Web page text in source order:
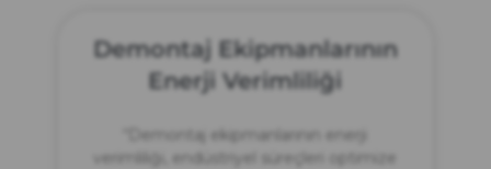
Demontaj Ekipmanlarının
Enerji Verimliliği
“Demontaj ekipmanlarının enerji
verimliliği, endüstriyel süreçleri optimize